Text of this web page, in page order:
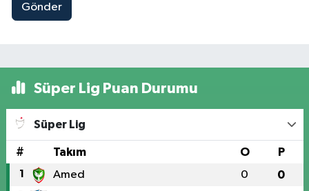
Gönder
Süper Lig Puan Durumu
Süper Lig
# Takım O P
1 Amed 0 0